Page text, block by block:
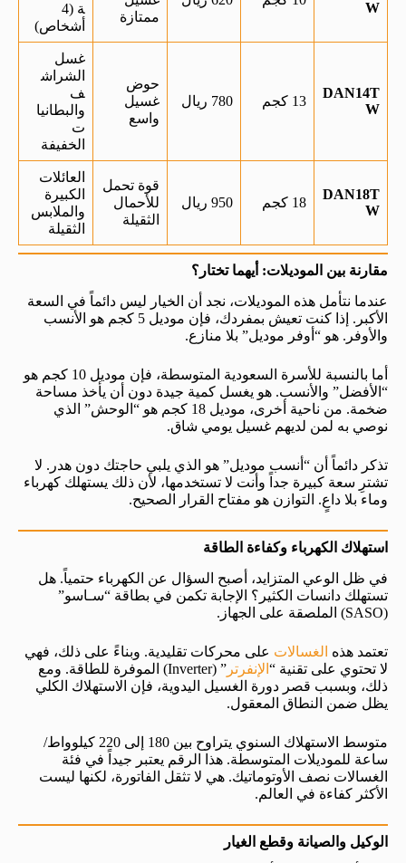
W
ممتازة
ة (4
أشخاص)
DAN14T
W
13 كجم 780 ريال
حوض
غسيل
واسع
غسل
الشراش
ف
والبطانيا
ت
الخفيفة
DAN18T
W
18 كجم 950 ريال
قوة تحمل
للأحمال
الثقيلة
العائلات
الكبيرة
والملابس
الثقيلة
مقارنة بين الموديلات: أيهما تختار؟
عندما نتأمل هذه الموديلات، نجد أن الخيار ليس دائماً في السعة
الأكبر. إذا كنت تعيش بمفردك، فإن موديل 5 كجم هو الأنسب
والأوفر. هو “أوفر موديل” بلا منازع.
أما بالنسبة للأسرة السعودية المتوسطة، فإن موديل 10 كجم هو
“الأفضل” والأنسب. هو يغسل كمية جيدة دون أن يأخذ مساحة
ضخمة. من ناحية أخرى، موديل 18 كجم هو “الوحش” الذي
نوصي به لمن لديهم غسيل يومي شاق.
تذكر دائماً أن “أنسب موديل” هو الذي يلبي حاجتك دون هدر. لا
تشترِ سعة كبيرة جداً وأنت لا تستخدمها، لأن ذلك يستهلك كهرباء
وماء بلا داعٍ. التوازن هو مفتاح القرار الصحيح.
استهلاك الكهرباء وكفاءة الطاقة
في ظل الوعي المتزايد، أصبح السؤال عن الكهرباء حتمياً. هل
تستهلك دانسات الكثير؟ الإجابة تكمن في بطاقة “سـاسو”
(SASO) الملصقة على الجهاز.
تعتمد هذه الغسالات على محركات تقليدية. وبناءً على ذلك، فهي
لا تحتوي على تقنية “ الإنفرتر
” (Inverter) الموفرة للطاقة. ومع
ذلك، وبسبب قصر دورة الغسيل اليدوية، فإن الاستهلاك الكلي
يظل ضمن النطاق المعقول.
متوسط الاستهلاك السنوي يتراوح بين 180 إلى 220 كيلوواط/
ساعة للموديلات المتوسطة. هذا الرقم يعتبر جيداً في فئة
الغسالات نصف الأوتوماتيك. هي لا تثقل الفاتورة، لكنها ليست
الأكثر كفاءة في العالم.
الوكيل والصيانة وقطع الغيار